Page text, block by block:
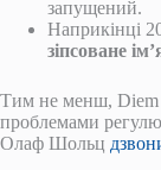
запущений.
Наприкінці
зіпсоване
Тим не менш, Diem
проблемами
Олаф Шольц